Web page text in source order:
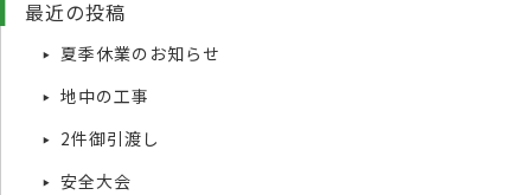
最近の投稿
夏季休業のお知らせ
地中の工事
2件御引渡し
安全大会